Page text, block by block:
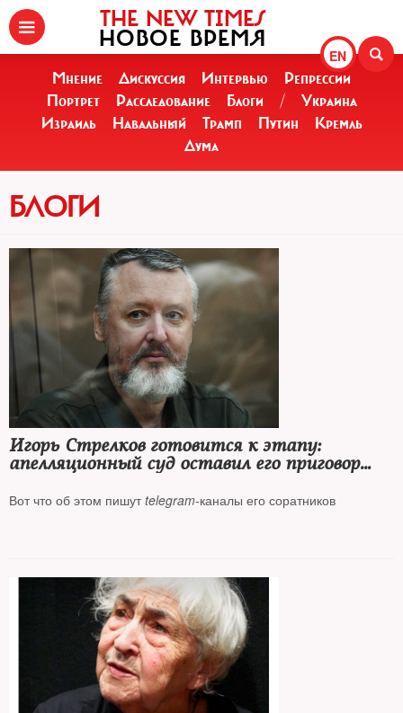
EN
THE NEW TIMES
НОВОЕ ВРЕМЯ
Мнение Дискуссия Интервью
Репрессии
Портрет
Расследование Блоги /
Украина
Израиль
Навальный Трамп Путин
Кремль
Дума
БЛОГИ
Игорь Стрелков готовится к этапу:
апелляционный суд оставил его приговор
Вот что об этом пишутtelegram-каналы его соратников